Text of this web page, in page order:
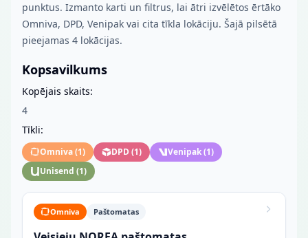
punktus. Izmanto karti un filtrus, lai ātri izvēlētos ērtāko
Omniva, DPD, Venipak vai cita tīkla lokāciju. Šajā pilsētā
pieejamas 4 lokācijas.
Kopsavilkums
Kopējais skaits:
4
Tīkli:
Omniva(1) DPD(1) Venipak(1)
Unisend (1)
Omniva Paštomatas